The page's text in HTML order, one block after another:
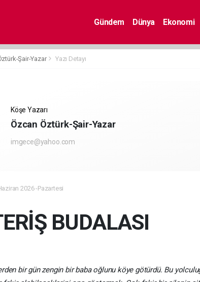
Gündem Dünya Ekonomi
Şair-Yazar Yazı Detayı
Köşe Yazarı
Özcan Öztürk-Şair-Yazar
imgece@yahoo.com
2026 -Pazartesi
BUDALASI
bir gün zengin bir baba oğlunu köye götürdü. Bu